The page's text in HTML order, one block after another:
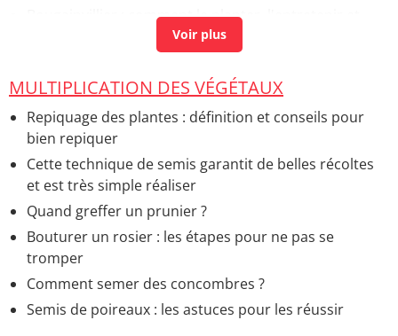
Bougainvillier : comment le planter, l'entretenir et
prolonger sa floraison> Accueil - Plantes grimpantes
végétaux
MULTIPLICATION DES VÉGÉTAUX
Repiquage des plantes : définition et conseils pour
bien repiquer
Cette technique de semis garantit de belles récoltes
et est très simple réaliser
Quand greffer un prunier ?
Bouturer un rosier : les étapes pour ne pas se
tromper
Comment semer des concombres ?
Semis de poireaux : les astuces pour les réussir